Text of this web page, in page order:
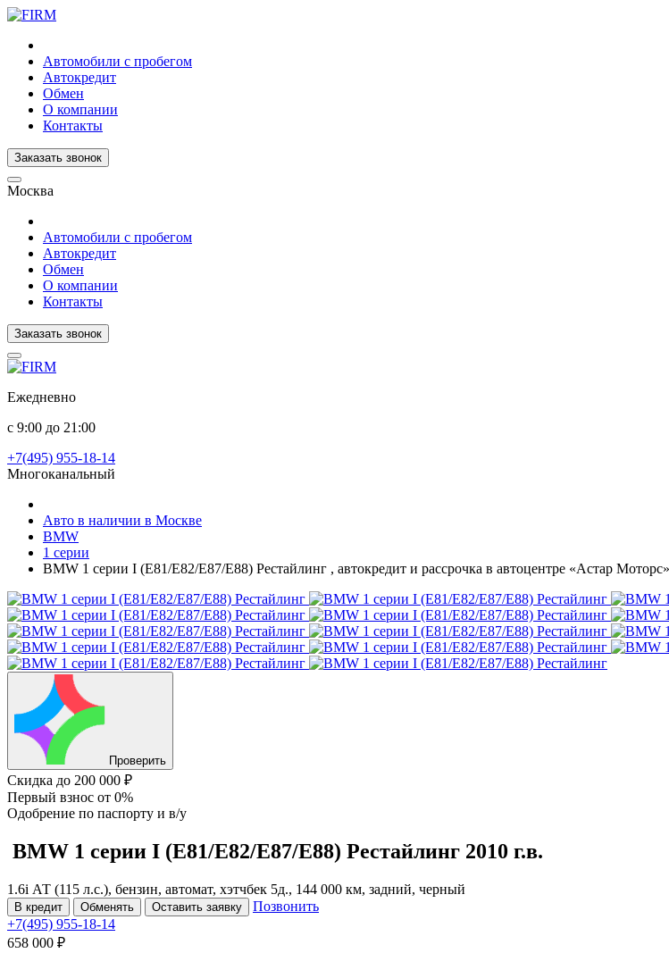
Автомобили с пробегом
Автокредит
Обмен
О компании
Контакты
Заказать звонок
Москва
Автомобили с пробегом
Автокредит
Обмен
О компании
Контакты
Заказать звонок
Ежедневно
с 9:00 до 21:00
+7(495) 955-18-14
Многоканальный
Авто в наличии в Москве
BMW
1 серии
BMW 1 серии I (E81/E82/E87/E88) Рестайлинг , автокредит и рассрочка в автоцентре «Астар Моторс»
Проверить
Скидка до 200 000 ₽
Первый взнос от 0%
Одобрение по паспорту и в/у
BMW 1 серии I (E81/E82/E87/E88) Рестайлинг 2010 г.в.
1.6i АТ (115 л.с.), бензин, автомат, хэтчбек 5д., 144 000 км, задний, черный
В кредит Обменять Оставить заявку
Позвонить
+7(495) 955-18-14
658 000 ₽